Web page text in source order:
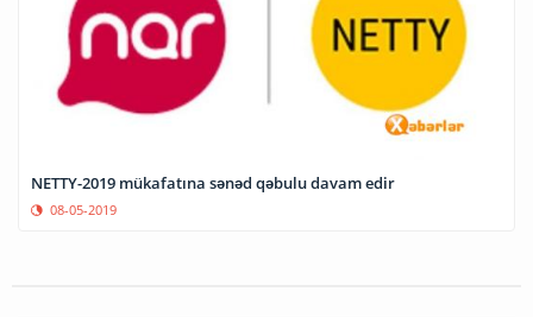
NETTY-2019 mükafatına sənəd qəbulu davam edir
08-05-2019